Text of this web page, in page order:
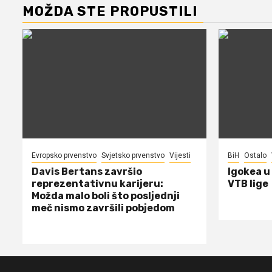
MOŽDA STE PROPUSTILI
Evropsko prvenstvo Svjetsko prvenstvo Vijesti
Davis Bertans završio
reprezentativnu karijeru:
Možda malo boli što posljednji
meč nismo završili pobjedom
BiH Ostalo
Igokea
VTB lige